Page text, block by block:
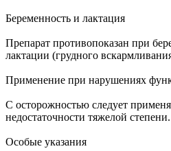
Беременность и лактация
Препарат противопоказан при
лактации (грудного
Применение при нарушениях
С осторожностью следует
недостаточности тяжелой степени.
Особые указания